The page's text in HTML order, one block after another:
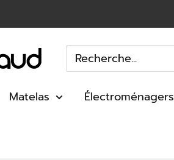
Matelas Électroménagers